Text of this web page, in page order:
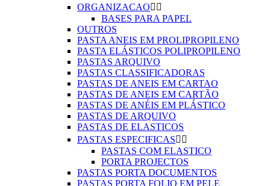
ORGANIZACAO 
BASES PARA PAPEL
OUTROS
PASTA ANEIS EM PROLIPROPILENO
PASTA ELÁSTICOS POLIPROPILENO
PASTAS ARQUIVO
PASTAS CLASSIFICADORAS
PASTAS DE ANEIS EM CARTAO
PASTAS DE ANEIS EM CARTÃO
PASTAS DE ANÉIS EM PLÁSTICO
PASTAS DE ARQUIVO
PASTAS DE ELASTICOS
PASTAS ESPECIFICAS 
PASTAS COM ELASTICO
PORTA PROJECTOS
PASTAS PORTA DOCUMENTOS
PASTAS PORTA FOLIO EM PELE